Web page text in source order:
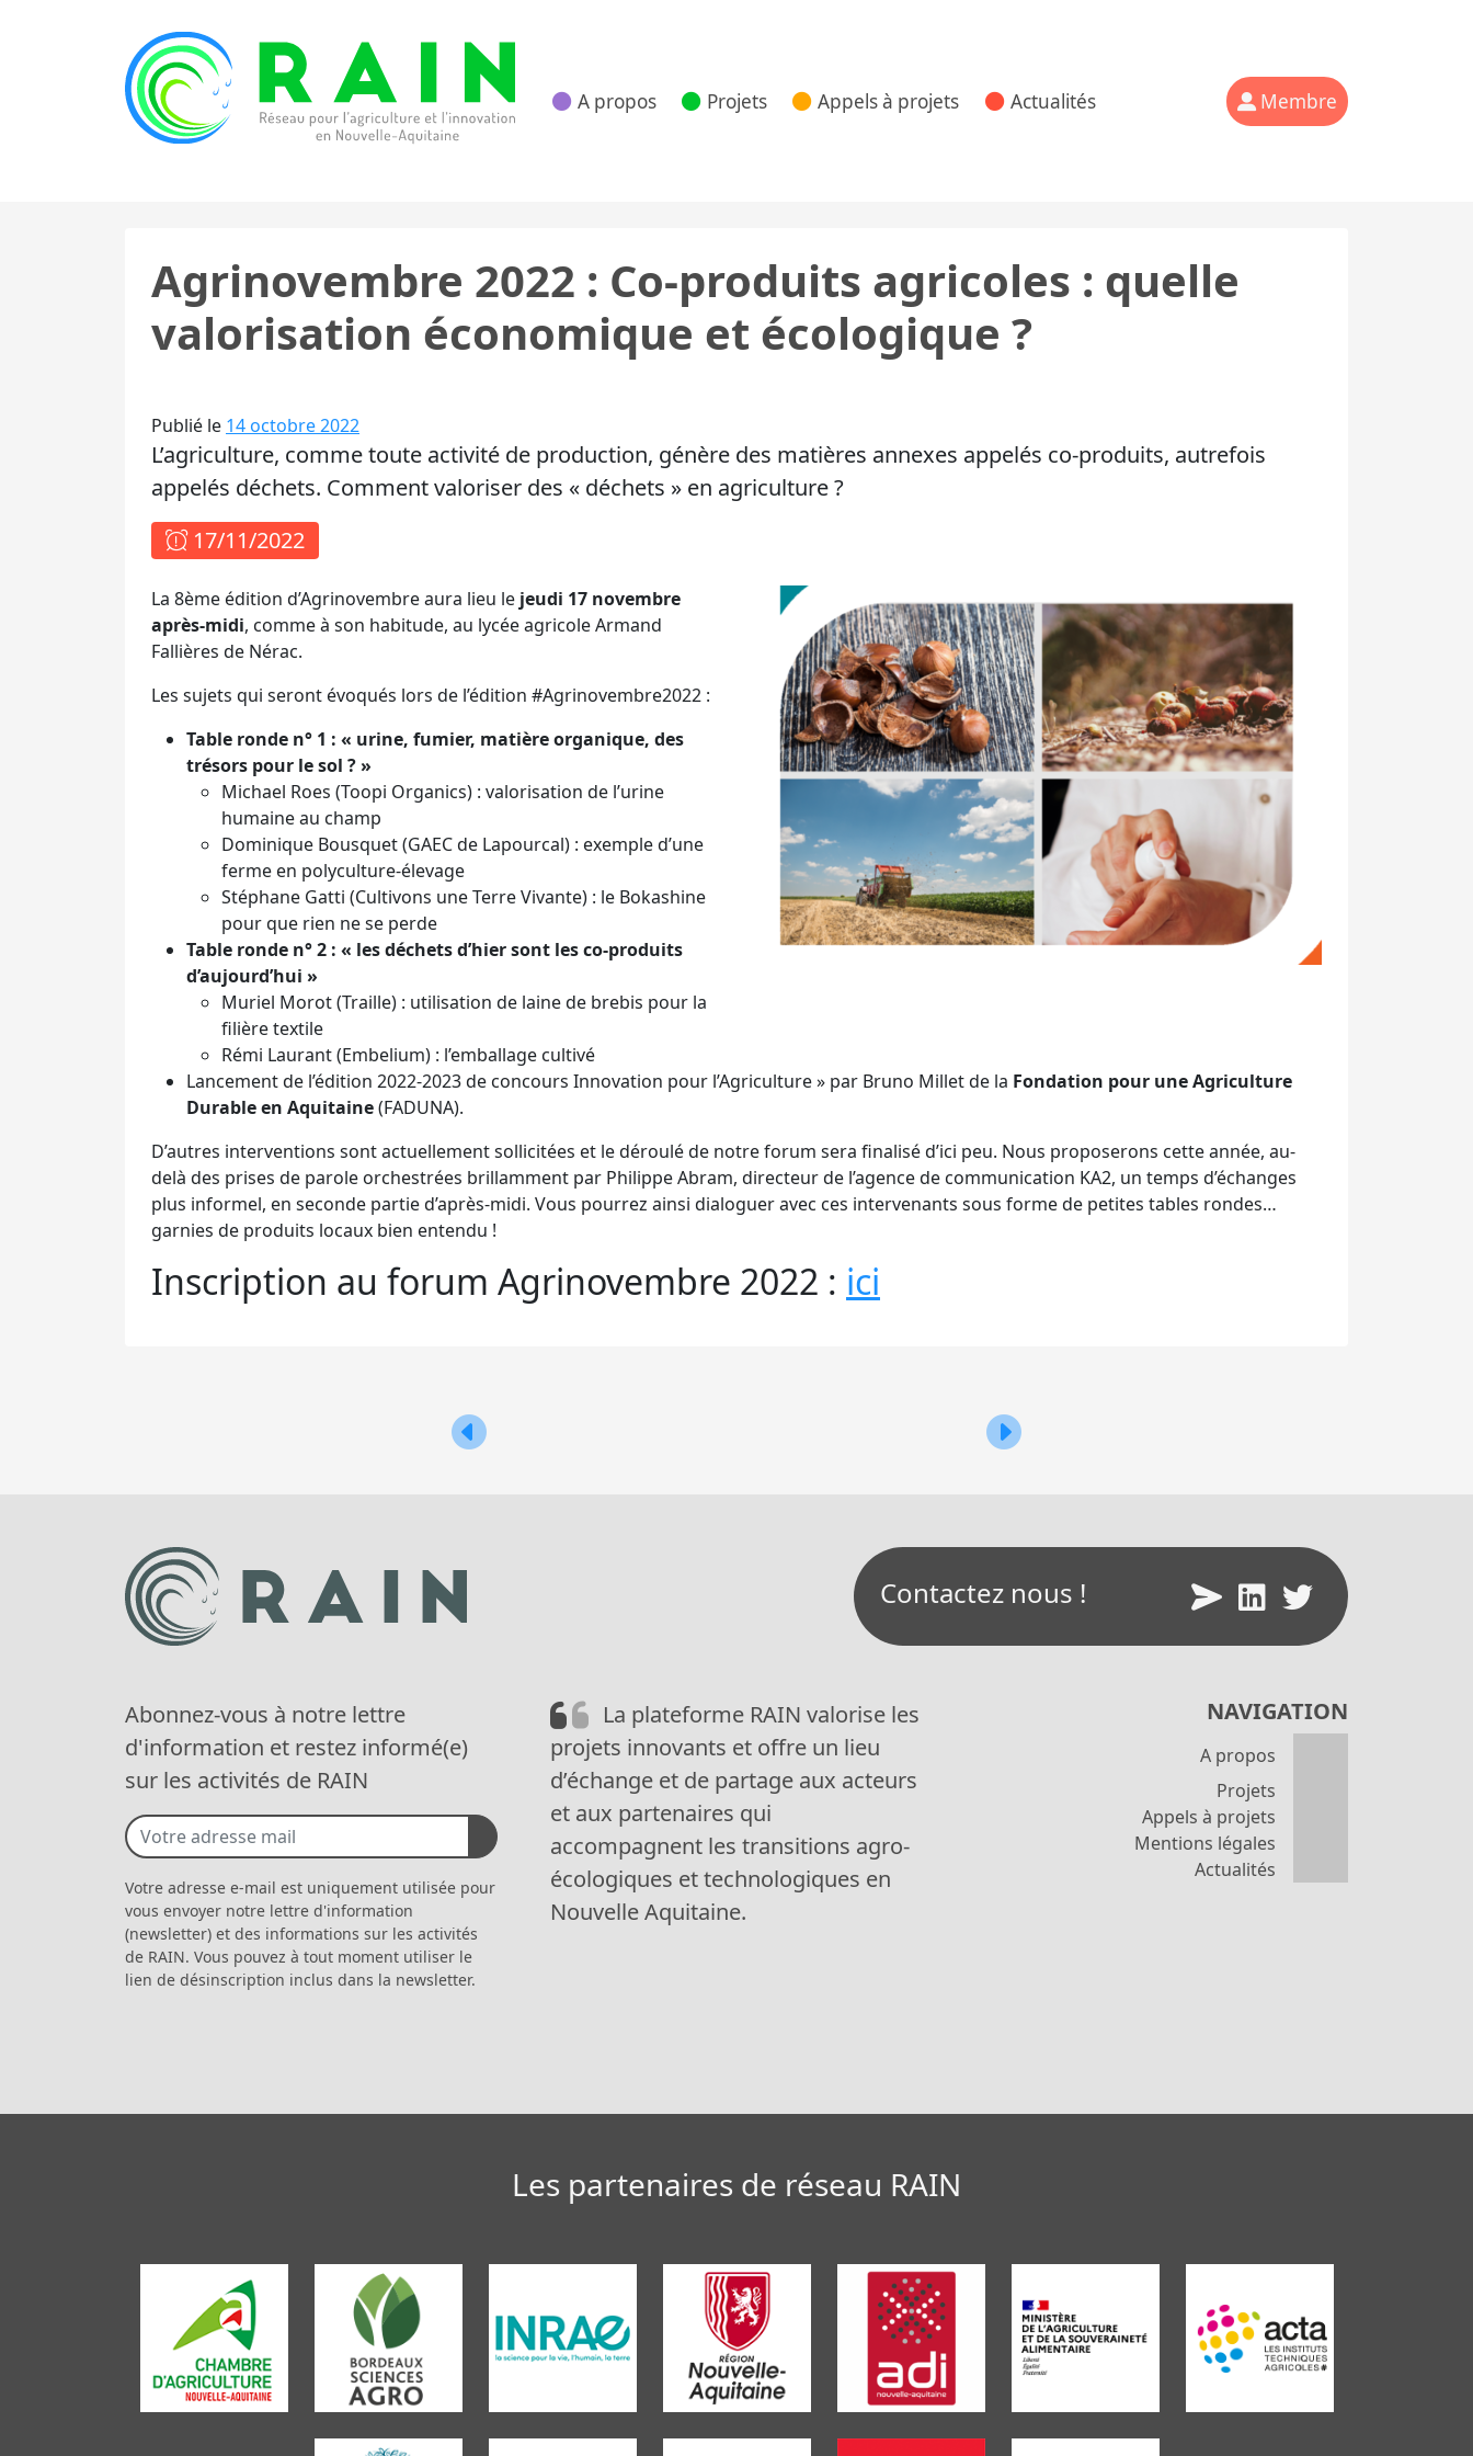
A propos Projets Appels à projets Actualités Membre
Agrinovembre 2022 : Co-produits agricoles : quelle
valorisation économique et écologique ?
Publié le 14 octobre 2022
L’agriculture, comme toute activité de production, génère des matières annexes appelés co-produits, autrefois
appelés déchets. Comment valoriser des « déchets » en agriculture ?
17/11/2022
La 8ème édition d’Agrinovembre aura lieu le jeudi 17 novembre
après-midi, comme à son habitude, au lycée agricole Armand
Fallières de Nérac.
Les sujets qui seront évoqués lors de l’édition #Agrinovembre2022 :
Table ronde n° 1 : « urine, fumier, matière organique, des
trésors pour le sol ? »
Michael Roes (Toopi Organics) : valorisation de l’urine
humaine au champ
Dominique Bousquet (GAEC de Lapourcal) : exemple d’une
ferme en polyculture-élevage
Stéphane Gatti (Cultivons une Terre Vivante) : le Bokashine
pour que rien ne se perde
Table ronde n° 2 : « les déchets d’hier sont les co-produits
d’aujourd’hui »
Muriel Morot (Traille) : utilisation de laine de brebis pour la
filière textile
Rémi Laurant (Embelium) : l’emballage cultivé
Lancement de l’édition 2022-2023 de concours Innovation pour l’Agriculture » par Bruno Millet de la Fondation pour une Agriculture
Durable en Aquitaine(FADUNA).
D’autres interventions sont actuellement sollicitées et le déroulé de notre forum sera finalisé d’ici peu. Nous proposerons cette année, au-
delà des prises de parole orchestrées brillamment par Philippe Abram, directeur de l’agence de communication KA2, un temps d’échanges
plus informel, en seconde partie d’après-midi. Vous pourrez ainsi dialoguer avec ces intervenants sous forme de petites tables rondes…
garnies de produits locaux bien entendu !
Inscription au forum Agrinovembre 2022 : ici
Navigation
de
En direct de la conférence finale du projet Coastal Notez la date du 26 janvier 2023 : Journée de lancement
Contactez nous !
Abonnez-vous à notre lettre
d'information et restez informé(e)
sur les activités de RAIN
Votre adresse e-mail est uniquement utilisée pour
vous envoyer notre lettre d'information
(newsletter) et des informations sur les activités
de RAIN. Vous pouvez à tout moment utiliser le
lien de désinscription inclus dans la newsletter.
La plateforme RAIN valorise les
projets innovants et offre un lieu
d’échange et de partage aux acteurs
et aux partenaires qui
accompagnent les transitions agro-
écologiques et technologiques en
Nouvelle Aquitaine.
NAVIGATION
A propos
Projets
Appels à projets
Mentions légales
Actualités
Les partenaires de réseau RAIN